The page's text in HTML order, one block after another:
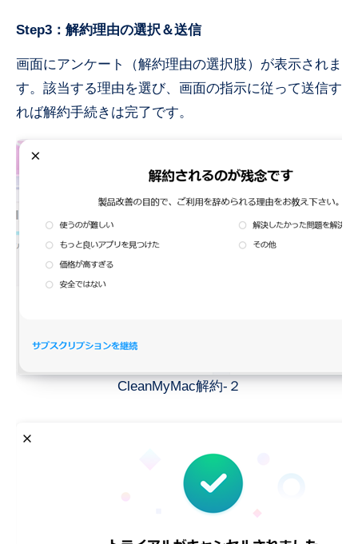
Step3：解約理由の選択＆送信
画面にアンケート（解約理由の選択肢）が表示されま
す。該当する理由を選び、画面の指示に従って送信す
れば解約手続きは完了です。
CleanMyMac解約-２